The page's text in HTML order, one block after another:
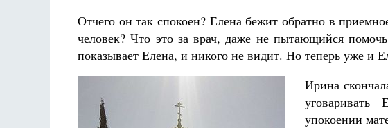
Отчего он так спокоен? Елена бежит обратно в
человек? Что это за врач, даже не пытающийся
показывает Елена, и никого не видит. Но теперь уже и
Ирина
упокоении